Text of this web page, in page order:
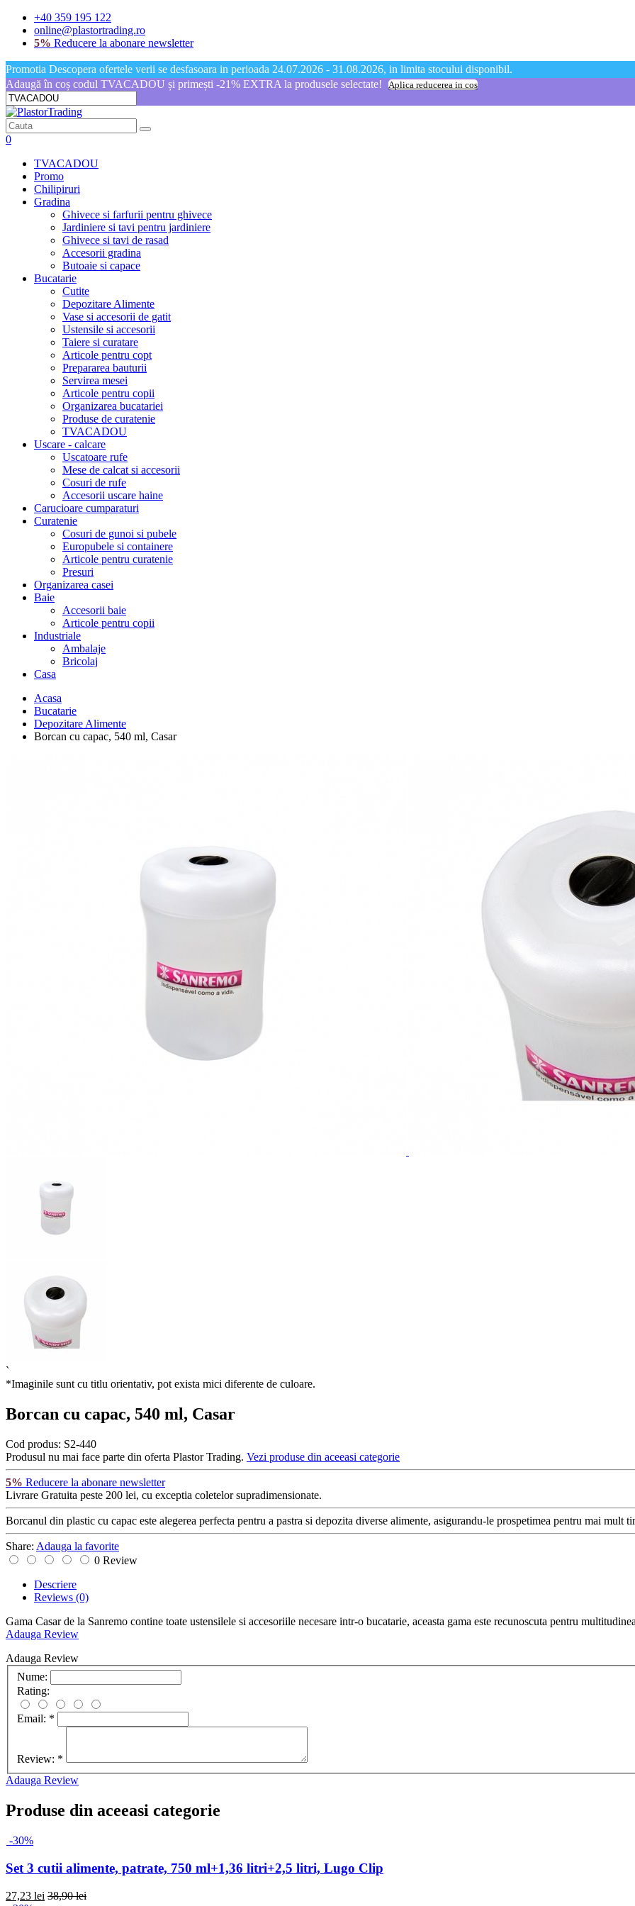
+40 359 195 122
online@plastortrading.ro
5% Reducere la abonare newsletter
Promotia Descopera ofertele verii se desfasoara in perioada 24.07.2026 - 31.08.2026, in limita stocului disponibil.
Adaugă în coș codul TVACADOU și primești -21% EXTRA la produsele selectate!
Aplica reducerea in cos
0
TVACADOU
Promo
Chilipiruri
Gradina
Ghivece si farfurii pentru ghivece
Jardiniere si tavi pentru jardiniere
Ghivece si tavi de rasad
Accesorii gradina
Butoaie si capace
Bucatarie
Cutite
Depozitare Alimente
Vase si accesorii de gatit
Ustensile si accesorii
Taiere si curatare
Articole pentru copt
Prepararea bauturii
Servirea mesei
Articole pentru copii
Organizarea bucatariei
Produse de curatenie
TVACADOU
Uscare - calcare
Uscatoare rufe
Mese de calcat si accesorii
Cosuri de rufe
Accesorii uscare haine
Carucioare cumparaturi
Curatenie
Cosuri de gunoi si pubele
Europubele si containere
Articole pentru curatenie
Presuri
Organizarea casei
Baie
Accesorii baie
Articole pentru copii
Industriale
Ambalaje
Bricolaj
Casa
Acasa
Bucatarie
Depozitare Alimente
Borcan cu capac, 540 ml, Casar
`
*Imaginile sunt cu titlu orientativ, pot exista mici diferente de culoare.
Borcan cu capac, 540 ml, Casar
Cod produs: S2-440
Produsul nu mai face parte din oferta Plastor Trading. Vezi produse din aceeasi categorie
5% Reducere la abonare newsletter
Livrare Gratuita peste 200 lei, cu exceptia coletelor supradimensionate.
Borcanul din plastic cu capac este alegerea perfecta pentru a pastra si depozita diverse alimente, asigurandu-le prospetimea pentru mai mult
Share: Adauga la favorite
0 Review
Descriere
Reviews (0)
Gama Casar de la Sanremo contine toate ustensilele si accesoriile necesare intr-o bucatarie, aceasta gama este recunoscuta pentru
Adauga Review
Adauga Review
Nume:
Rating:
Email: *
Review: *
Adauga Review
Produse din aceeasi categorie
-30%
Set 3 cutii alimente, patrate, 750 ml+1,36 litri+2,5 litri, Lugo Clip
27,23 lei 38,90 lei